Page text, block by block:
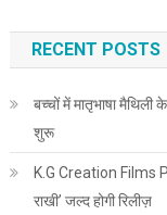
RECENT POSTS
बच्चों में मातृभाषा
शुरू
K.G Creation Films
राखी’ जल्द होगी रिलीज़